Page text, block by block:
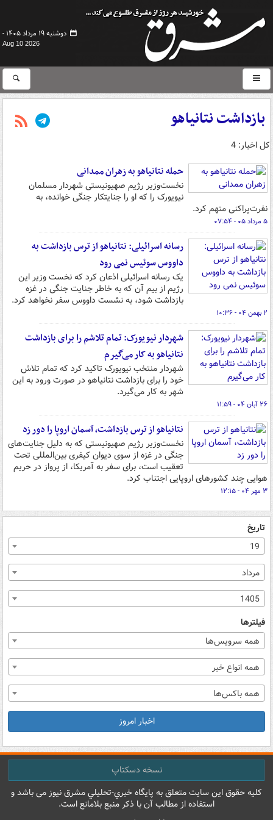
دوشنبه ۱۹ مرداد ۱۴۰۵ -
Aug 10 2026
بازداشت نتانیاهو
کل اخبار: 4
حمله نتانیاهو به زهران ممدانی
نخست‌وزیر رژیم صهیونیستی شهردار مسلمان
نیویورک را که او را جنایتکار جنگی خوانده، به
نفرت‌پراکنی متهم کرد.
۵ مرداد ۰۵ - ۰۷:۵۴
رسانه اسرائیلی: نتانیاهو از ترس بازداشت به
داووس سوئیس نمی رود
یک رسانه اسرائیلی اذعان کرد که نخست وزیر این
رژیم از بیم آن که به خاطر جنایت جنگی در غزه
بازداشت شود، به نشست داووس سفر نخواهد کرد.
۲ بهمن ۰۴ - ۱۰:۳۶
شهردار نیویورک: تمام تلاشم را برای بازداشت
نتانیاهو به کار می‌گیرم
شهردار منتخب نیویورک تاکید کرد که تمام تلاش
خود را برای بازداشت نتانیاهو در صورت ورود به این
شهر به کار می‌گیرد.
۲۶ آبان ۰۴ - ۱۱:۵۹
نتانیاهو از ترس بازداشت، آسمان اروپا را دور زد
نخست‌وزیر رژیم صهیونیستی که به دلیل جنایت‌های
جنگی در غزه از سوی دیوان کیفری بین‌المللی تحت
تعقیب است، برای سفر به آمریکا، از پرواز در حریم
هوایی چند کشورهای اروپایی اجتناب کرد.
۳ مهر ۰۴ - ۱۲:۱۵
تاریخ
19
مرداد
1405
فیلترها
همه سرویس‌ها
همه انواع خبر
همه باکس‌ها
اخبار امروز
نسخه دسکتاپ
کليه حقوق اين سايت متعلق به پایگاه خبري-تحليلي مشرق نيوز می باشد و
استفاده از مطالب آن با ذکر منبع بلامانع است.